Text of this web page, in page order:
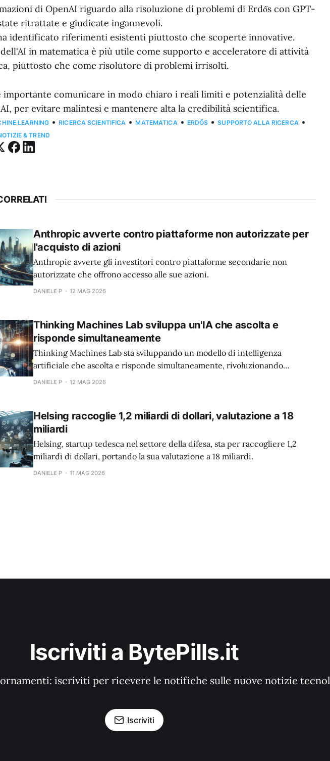
di OpenAI riguardo alla risoluzione di problemi di Erdős con GPT-
ritrattate e giudicate ingannevoli.
identificato riferimenti esistenti piuttosto che scoperte innovative.
in matematica è più utile come supporto e acceleratore di attività
piuttosto che come risolutore di problemi irrisolti.
importante comunicare in modo chiaro i reali limiti e potenzialità delle
per evitare malintesi e mantenere alta la credibilità scientifica.
LEARNING • RICERCA SCIENTIFICA • MATEMATICA • ERDŐS • SUPPORTO ALLA RICERCA •
& TREND
Anthropic avverte contro piattaforme non autorizzate per
l'acquisto di azioni
Anthropic avverte gli investitori contro piattaforme secondarie non
autorizzate che offrono accesso alle sue azioni.
DANIELE P 12 MAG 2026
Thinking Machines Lab sviluppa un'IA che ascolta e
risponde simultaneamente
Thinking Machines Lab sta sviluppando un modello di intelligenza
artificiale che ascolta e risponde simultaneamente, rivoluzionando
l'interazione uomo-macchina.
DANIELE P 12 MAG 2026
Helsing raccoglie 1,2 miliardi di dollari, valutazione a 18
miliardi
Helsing, startup tedesca nel settore della difesa, sta per raccogliere 1,2
miliardi di dollari, portando la sua valutazione a 18 miliardi.
DANIELE P 11 MAG 2026
Iscriviti a BytePills.it
iscriviti per ricevere le notifiche sulle nuove notizie
Iscriviti